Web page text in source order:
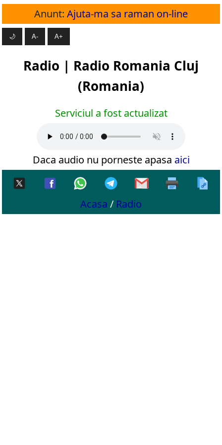
Anunt: Ajuta-ma sa raman on-line
🌙 A- A+
Radio | Radio Romania Cluj
(Romania)
Serviciul a fost actualizat
Daca audio nu porneste apasa aici
Acasa / Radio